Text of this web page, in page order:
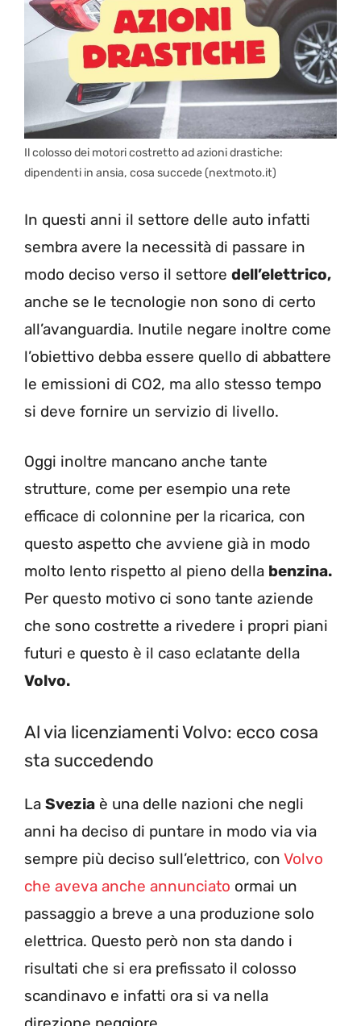
Il colosso dei motori costretto ad azioni drastiche:
dipendenti in ansia, cosa succede (nextmoto.it)
In questi anni il settore delle auto infatti
sembra avere la necessità di passare in
modo deciso verso il settore dell’elettrico,
anche se le tecnologie non sono di certo
all’avanguardia. Inutile negare inoltre come
l’obiettivo debba essere quello di abbattere
le emissioni di CO2, ma allo stesso tempo
si deve fornire un servizio di livello.
Oggi inoltre mancano anche tante
strutture, come per esempio una rete
efficace di colonnine per la ricarica, con
questo aspetto che avviene già in modo
molto lento rispetto al pieno della benzina.
Per questo motivo ci sono tante aziende
che sono costrette a rivedere i propri piani
futuri e questo è il caso eclatante della
Volvo.
Al via licenziamenti Volvo: ecco cosa
sta succedendo
La Svezia è una delle nazioni che negli
anni ha deciso di puntare in modo via via
sempre più deciso sull’elettrico, con Volvo
che aveva anche annunciato ormai un
passaggio a breve a una produzione solo
elettrica. Questo però non sta dando i
risultati che si era prefissato il colosso
scandinavo e infatti ora si va nella